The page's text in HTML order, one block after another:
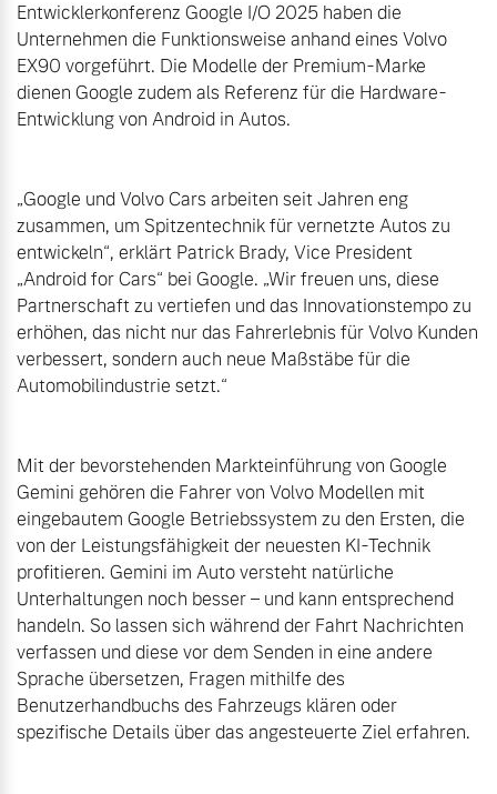
Entwicklerkonferenz Google I/O 2025 haben die
Unternehmen die Funktionsweise anhand eines Volvo
EX90 vorgeführt. Die Modelle der Premium-Marke
dienen Google zudem als Referenz für die Hardware-
Entwicklung von Android in Autos.
„Google und Volvo Cars arbeiten seit Jahren eng
zusammen, um Spitzentechnik für vernetzte Autos zu
entwickeln“, erklärt Patrick Brady, Vice President
„Android for Cars“ bei Google. „Wir freuen uns, diese
Partnerschaft zu vertiefen und das Innovationstempo zu
erhöhen, das nicht nur das Fahrerlebnis für Volvo Kunden
verbessert, sondern auch neue Maßstäbe für die
Automobilindustrie setzt.“
Mit der bevorstehenden Markteinführung von Google
Gemini gehören die Fahrer von Volvo Modellen mit
eingebautem Google Betriebssystem zu den Ersten, die
von der Leistungsfähigkeit der neuesten KI-Technik
profitieren. Gemini im Auto versteht natürliche
Unterhaltungen noch besser – und kann entsprechend
handeln. So lassen sich während der Fahrt Nachrichten
verfassen und diese vor dem Senden in eine andere
Sprache übersetzen, Fragen mithilfe des
Benutzerhandbuchs des Fahrzeugs klären oder
spezifische Details über das angesteuerte Ziel erfahren.